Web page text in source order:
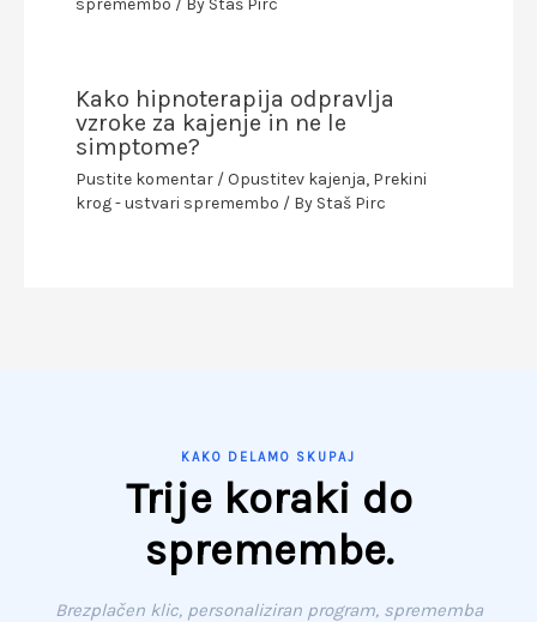
spremembo / By Staš Pirc
Kako hipnoterapija odpravlja
vzroke za kajenje in ne le
simptome?
Pustite komentar / Opustitev kajenja, Prekini
krog - ustvari spremembo / By Staš Pirc
KAKO DELAMO SKUPAJ
Trije koraki do
spremembe.
Brezplačen klic, personaliziran program, sprememba